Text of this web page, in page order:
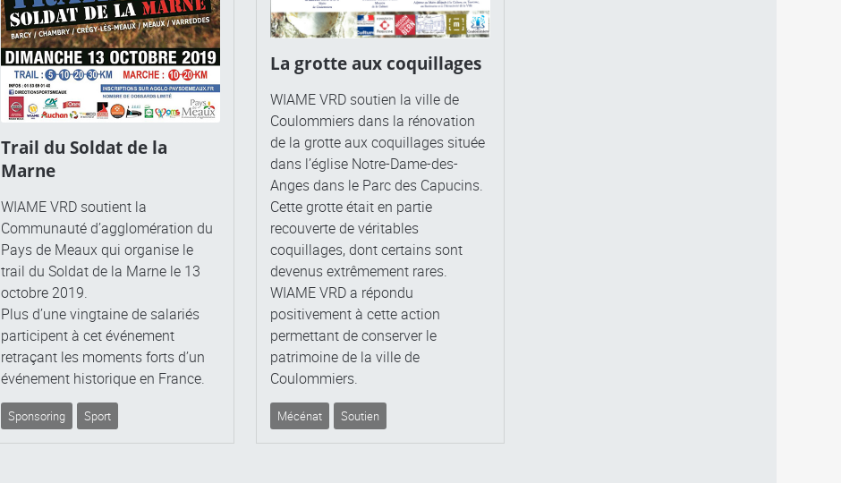
Trail du Soldat de la
Marne
WIAME VRD soutient la
Communauté d’agglomération du
Pays de Meaux qui organise le
trail du Soldat de la Marne le 13
octobre 2019.
Plus d’une vingtaine de salariés
participent à cet événement
retraçant les moments forts d’un
événement historique en France.
Sponsoring Sport
La grotte aux coquillages
WIAME VRD soutien la ville de
Coulommiers dans la rénovation
de la grotte aux coquillages située
dans l’église Notre-Dame-des-
Anges dans le Parc des Capucins.
Cette grotte était en partie
recouverte de véritables
coquillages, dont certains sont
devenus extrêmement rares.
WIAME VRD a répondu
positivement à cette action
permettant de conserver le
patrimoine de la ville de
Coulommiers.
Mécénat Soutien